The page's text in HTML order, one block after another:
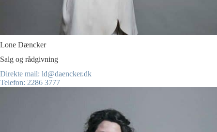
Lone Dæncker
Salg og rådgivning
Direkte mail: ld@daencker.dk
Telefon: 2286 3777